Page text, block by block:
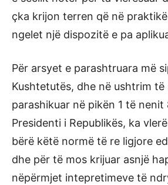
çka krijon terren që në
ngelet një dispozitë e pa
Për arsyet e parashtruara më
Kushtetutës, dhe në ushtrim të
parashikuar në pikën 1 të nenit
Presidenti i Republikës, ka
bërë këtë normë të re ligjore
dhe për të mos krijuar asnjë
nëpërmjet intepretimeve të